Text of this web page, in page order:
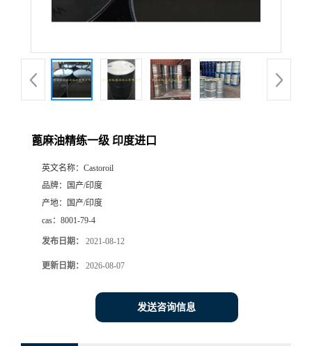
蓖麻油精练一级 印度进口
英文名称： Castoroil
品牌：
国产/印度
产地：
国产/印度
cas： 8001-79-4
发布日期： 2021-08-12
更新日期： 2026-08-07
发送咨询信息